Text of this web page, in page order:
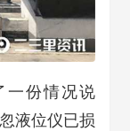
一份情况说
液位仪已损